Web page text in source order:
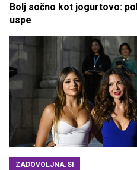
Bolj sočno kot jogurtovo:
uspe
ZADOVOLJNA.SI